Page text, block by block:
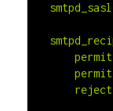
    permit_mynetworks
    permit_sasl_authenticated